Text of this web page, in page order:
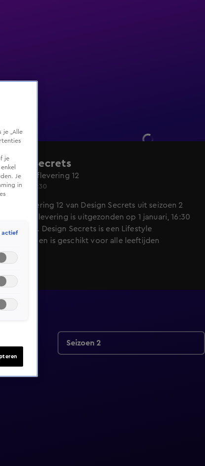
Secrets
2, aflevering 12
2023, 16:30
aflevering 12 van Design Secrets uit seizoen 2
Deze aflevering is uitgezonden op 1 januari, 16:30
bij SBS6. Design Secrets is een Lifestyle
en is geschikt voor alle leeftijden
Seizoen 2
„Alle
je
Je
in
actief